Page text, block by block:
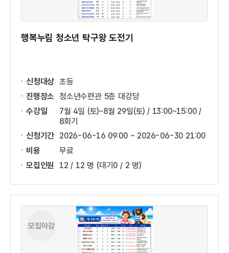
행복누림 청소년 탁구왕 도전기
신청대상 초등
진행장소 청소년수련관 5층 대강당
수강일
7월 4일 (토)~8월 29일(토) / 13:00~15:00 /
8회기
신청기간 2026-06-16 09:00 ~ 2026-06-30 21:00
비용
무료
모집인원
12 / 12 명 (대기0 / 2 명)
모집마감